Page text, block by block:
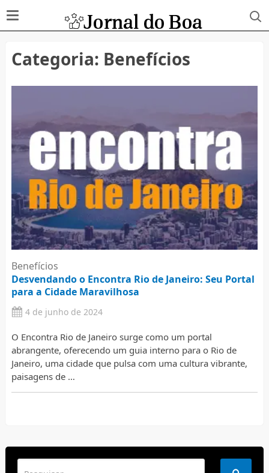
Categoria: Benefícios
Benefícios
Desvendando o Encontra Rio de Janeiro: Seu Portal
para a Cidade Maravilhosa
4 de junho de 2024
O Encontra Rio de Janeiro surge como um portal
abrangente, oferecendo um guia interno para o Rio de
Janeiro, uma cidade que pulsa com uma cultura vibrante,
paisagens de …